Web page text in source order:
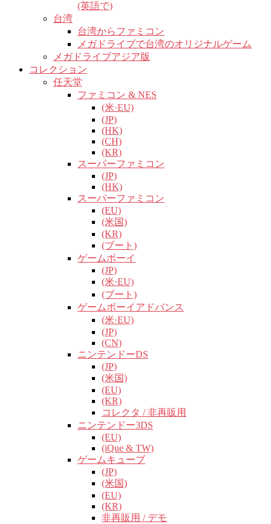
(英語で)
台湾
台湾からファミコン
メガドライブで台湾のオリジナルゲーム
メガドライブアジア版
コレクション
任天堂
ファミコン & NES
(米·EU)
(JP)
(HK)
(CH)
(KR)
スーパーファミコン
(JP)
(HK)
スーパーファミコン
(EU)
(米国)
(KR)
(ブート)
ゲームボーイ
(JP)
(米·EU)
(ブート)
ゲームボーイアドバンス
(米·EU)
(JP)
(CN)
ニンテンドーDS
(JP)
(米国)
(EU)
(KR)
コレクタ / 非再販用
ニンテンドー3DS
(EU)
(iQue & TW)
ゲームキューブ
(JP)
(米国)
(EU)
(KR)
非再販用 / デモ